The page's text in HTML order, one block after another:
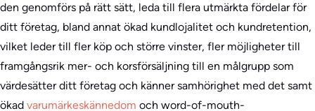
den genomförs på rätt sätt, leda till flera utmärkta fördelar för
ditt företag, bland annat ökad kundlojalitet och kundretention,
vilket leder till fler köp och större vinster, fler möjligheter till
framgångsrik mer- och korsförsäljning till en målgrupp som
värdesätter ditt företag och känner samhörighet med det samt
ökad varumärkeskännedom och word-of-mouth-